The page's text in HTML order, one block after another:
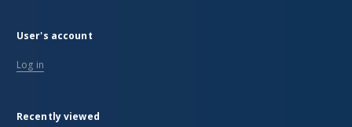
User's account
Log in
Recently viewed